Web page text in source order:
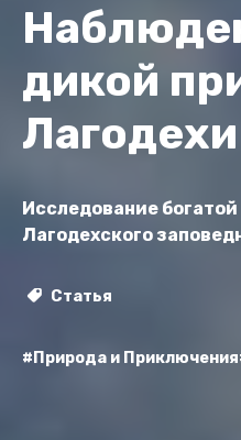
дикой
Лагодехи
Исследование
Лагодехского
Статья
#Природа и Приключения